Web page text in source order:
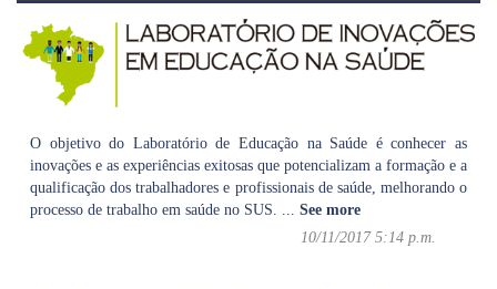
O objetivo do Laboratório de Educação na Saúde é conhecer as
inovações e as experiências exitosas que potencializam a formação e a
qualificação dos trabalhadores e profissionais de saúde, melhorando o
processo de trabalho em saúde no SUS.
See more
10/11/2017 5:14 p.m.